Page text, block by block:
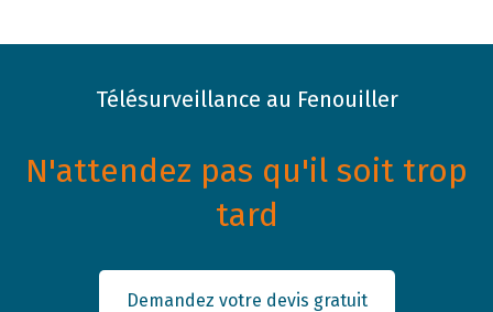
Télésurveillance au Fenouiller
N'attendez pas qu'il soit trop
tard
Demandez votre devis gratuit